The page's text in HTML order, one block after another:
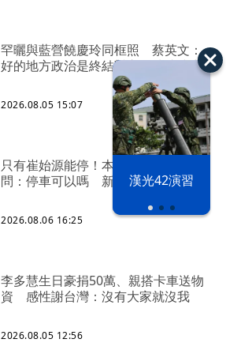
漢光42演習
罕曬與藍營饒慶玲同框照 蔡英文：
好的地方政治是終結對立、彼此接力
2026.08.05 15:07
只有崔始源能停！本尊好奇找上門親
問：停車可以嗎 新北店員粉樂壞
2026.08.06 16:25
李多慧生日豪捐50萬、親搭卡車送物
資 感性謝台灣：沒有大家就沒我
2026.08.05 12:56